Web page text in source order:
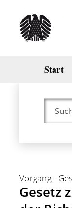
Start
Vorgang-
Gesetz